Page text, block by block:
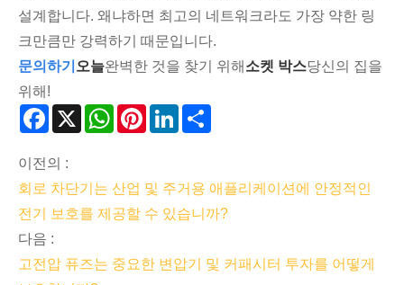
설계합니다. 왜냐하면 최고의 네트워크라도 가장 약한 링
크만큼만 강력하기 때문입니다.
문의하기 오늘완벽한 것을 찾기 위해 소켓 박스당신의 집을
위해!
Facebook
X WhatsAppPinterestLinkedIn
이전의 :
회로 차단기는 산업 및 주거용 애플리케이션에 안정적인
전기 보호를 제공할 수 있습니까?
다음 :
고전압 퓨즈는 중요한 변압기 및 커패시터 투자를 어떻게